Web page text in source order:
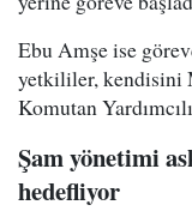
Ebu Amşe ise
yetkililer, kendisini
Komutan
Şam yönetimi
hedefliyor